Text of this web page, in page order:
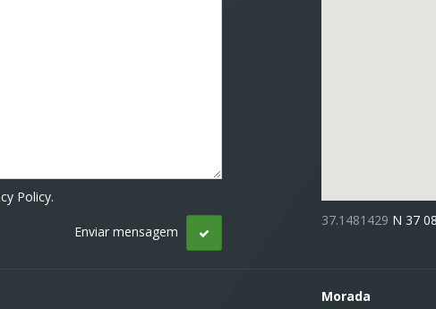
Policy.
37.1481429 N 37
Morada